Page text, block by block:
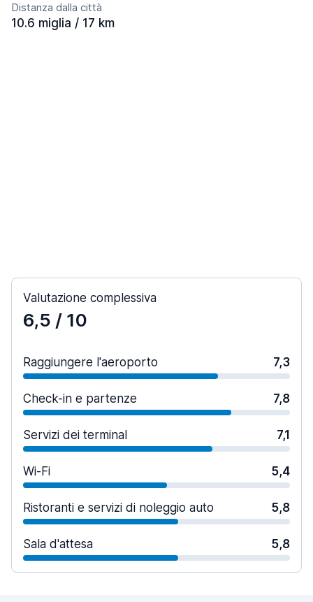
Distanza dalla città
10.6 miglia / 17 km
Valutazione complessiva
6,5 / 10
Raggiungere l'aeroporto 7,3
Check-in e partenze 7,8
Servizi dei terminal 7,1
Wi-Fi 5,4
Ristoranti e servizi di noleggio auto 5,8
Sala d'attesa 5,8